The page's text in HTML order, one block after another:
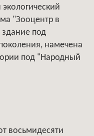
"Зооцентр в
здание под
намечена
под "Народный
восьмидесяти